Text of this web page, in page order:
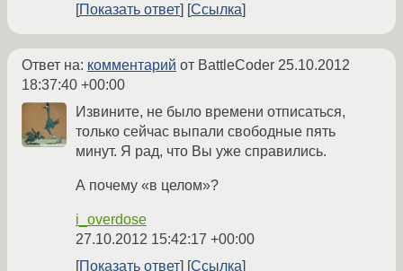
Показать ответ Ссылка
Ответ на: комментарий от BattleCoder 25.10.2012
18:37:40 +00:00
Извините, не было времени отписаться,
только сейчас выпали свободные пять
минут. Я рад, что Вы уже справились.
А почему «в целом»?
i_overdose
27.10.2012 15:42:17 +00:00
Показать ответ
Ссылка